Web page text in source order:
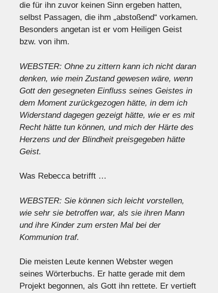
die für ihn zuvor keinen Sinn ergeben hatten,
selbst Passagen, die ihm „abstoßend“ vorkamen.
Besonders angetan ist er vom Heiligen Geist
bzw. von ihm.
WEBSTER: Ohne zu zittern kann ich nicht daran
denken, wie mein Zustand gewesen wäre, wenn
Gott den gesegneten Einfluss seines Geistes in
dem Moment zurückgezogen hätte, in dem ich
Widerstand dagegen gezeigt hätte, wie er es mit
Recht hätte tun können, und mich der Härte des
Herzens und der Blindheit preisgegeben hätte
Geist.
Was Rebecca betrifft …
WEBSTER: Sie können sich leicht vorstellen,
wie sehr sie betroffen war, als sie ihren Mann
und ihre Kinder zum ersten Mal bei der
Kommunion traf.
Die meisten Leute kennen Webster wegen
seines Wörterbuchs. Er hatte gerade mit dem
Projekt begonnen, als Gott ihn rettete. Er vertieft